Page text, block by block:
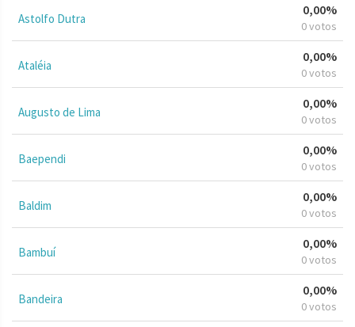
Astolfo Dutra
0,00%
0 votos
Ataléia
0,00%
0 votos
Augusto de Lima
0,00%
0 votos
Baependi
0,00%
0 votos
Baldim
0,00%
0 votos
Bambuí
0,00%
0 votos
Bandeira
0,00%
0 votos